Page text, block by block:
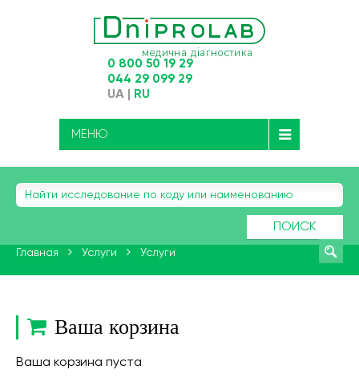
0 800 50 19 29
044 29 099 29
UA RU
МЕНЮ
ПОИСК
Главная Услуги Услуги
Ваша корзина
Ваша корзина пуста